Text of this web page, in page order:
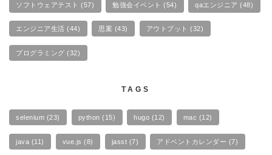
ソフトウェアテスト(57) 勉強会イベント(54) qaエンジニア(48)
エンジニア生活(44) 思案 (43) アウトプット(32)
プログラミング(32)
TAGS
selenium (23) python(15) hugo (12) mac (12)
java (11) vue.js(8) jasst (7) アドベントカレンダー (7)